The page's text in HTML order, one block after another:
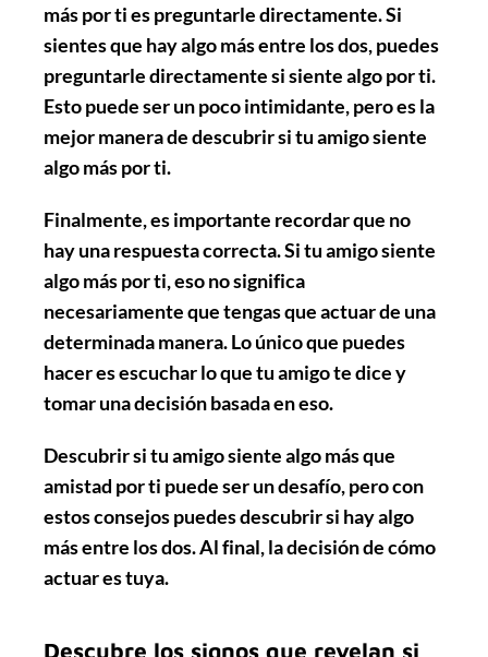
más por ti espreguntarle directamente. Si
sientes que hay algo más entre los dos, puedes
preguntarle directamente si siente algo por ti.
Esto puede ser un poco intimidante, pero es la
mejor manera de descubrir si tu amigo siente
algo más por ti.
Finalmente, es importante recordar que no
hay una respuesta correcta. Si tu amigo siente
algo más por ti, eso no significa
necesariamente que tengas que actuar de una
determinada manera. Lo único que puedes
hacer es escuchar lo que tu amigo te dice y
tomar una decisión basada en eso.
Descubrir si tu amigo siente algo más que
amistad por ti puede ser un desafío, pero con
estos consejos puedes descubrir si hay algo
más entre los dos. Al final, la decisión de cómo
actuar es tuya.
Descubre los signos que revelan si